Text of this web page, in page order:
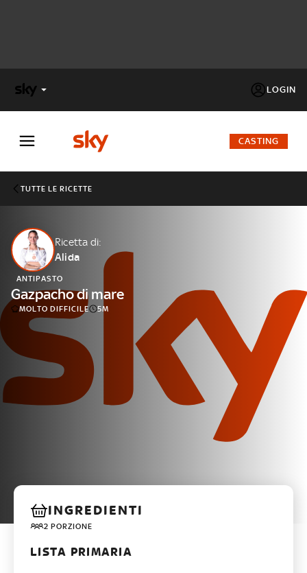
LOGIN
FACTOR
Cos’altro vedere:
PROGRAMMI SKY
Un mondo di offerte:
SKY.IT
NOW
CASTING
TUTTE LE RICETTE
Ricetta di:
Alida
ANTIPASTO
Gazpacho di mare
MOLTO DIFFICILE 5M
INGREDIENTI
2 PORZIONE
LISTA PRIMARIA